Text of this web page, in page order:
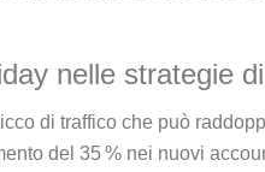
nelle strategie
di traffico che può
del 35 % nei nuovi